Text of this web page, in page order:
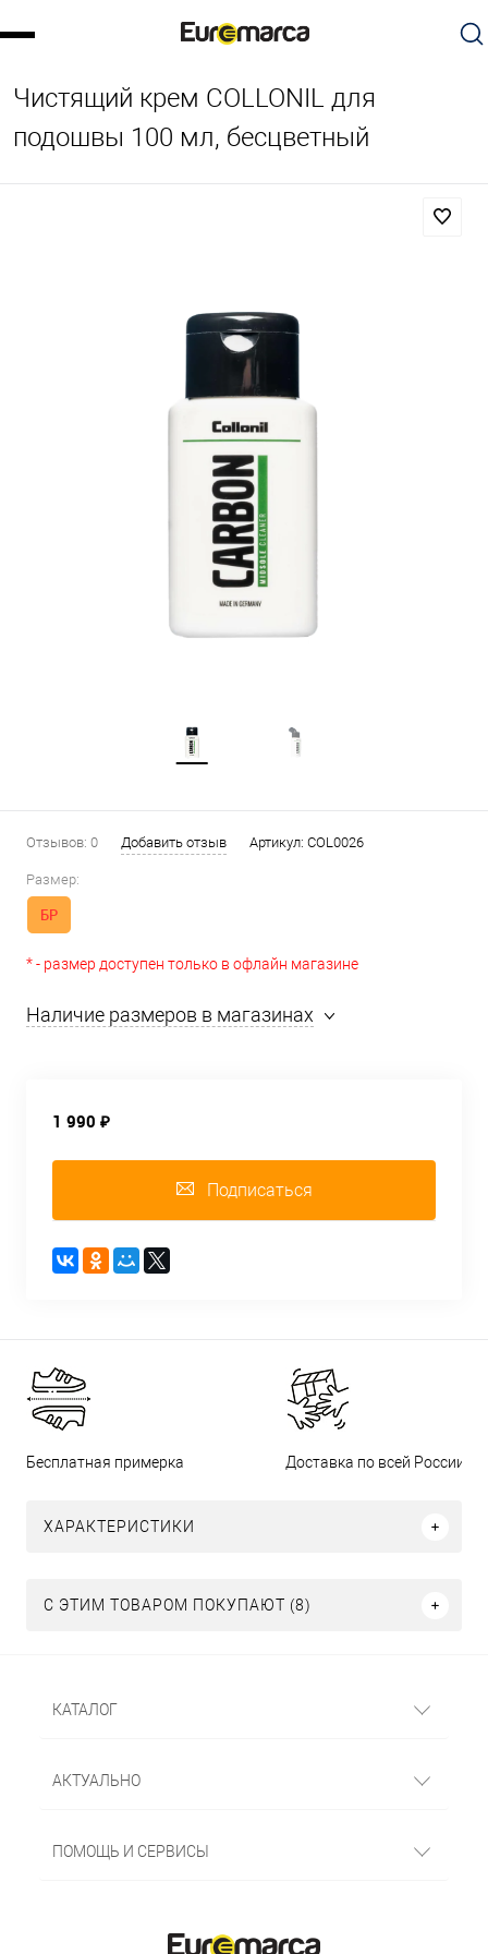
Чистящий крем COLLONIL для
подошвы 100 мл, бесцветный
Отзывов: 0 Добавить отзыв Артикул: COL0026
Размер:
БР
* - размер доступен только в офлайн магазине
Наличие размеров в магазинах
1 990 ₽
Подписаться
Бесплатная примерка Доставка по всей России
ХАРАКТЕРИСТИКИ
С ЭТИМ ТОВАРОМ ПОКУПАЮТ (8)
КАТАЛОГ
АКТУАЛЬНО
ПОМОЩЬ И СЕРВИСЫ